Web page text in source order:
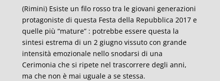
(Rimini) Esiste un filo rosso tra le giovani generazioni
protagoniste di questa Festa della Repubblica 2017 e
quelle più “mature” : potrebbe essere questa la
sintesi estrema di un 2 giugno vissuto con grande
intensità emozionale nello snodarsi di una
Cerimonia che si ripete nel trascorrere degli anni,
ma che non è mai uguale a se stessa.